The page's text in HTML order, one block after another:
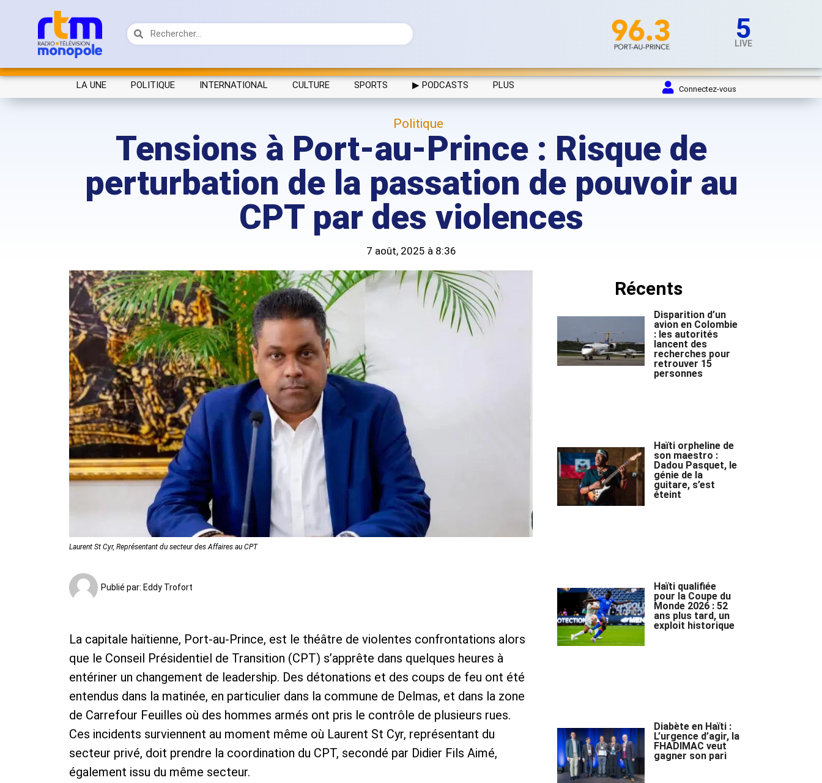
5
LIVE
LA UNE POLITIQUE INTERNATIONAL CULTURE SPORTS ▶ PODCASTS PLUS Connectez-vous
Politique
Tensions à Port-au-Prince : Risque de
perturbation de la passation de pouvoir au
CPT par des violences
7 août, 2025 à 8:36
Laurent St Cyr, Représentant du secteur des Affaires au CPT
Publié par: Eddy Trofort
La capitale haïtienne, Port-au-Prince, est le théâtre de violentes confrontations alors
que le Conseil Présidentiel de Transition (CPT) s’apprête dans quelques heures à
entériner un changement de leadership. Des détonations et des coups de feu ont été
entendus dans la matinée, en particulier dans la commune de Delmas, et dans la zone
de Carrefour Feuilles où des hommes armés ont pris le contrôle de plusieurs rues.
Ces incidents surviennent au moment même où Laurent St Cyr, représentant du
secteur privé, doit prendre la coordination du CPT, secondé par Didier Fils Aimé,
également issu du même secteur.
Récents
Disparition d’un
avion en Colombie
: les autorités
lancent des
recherches pour
retrouver 15
personnes
Haïti orpheline de
son maestro :
Dadou Pasquet, le
génie de la
guitare, s’est
éteint
Haïti qualifiée
pour la Coupe du
Monde 2026 : 52
ans plus tard, un
exploit historique
Diabète en Haïti :
L’urgence d’agir, la
FHADIMAC veut
gagner son pari